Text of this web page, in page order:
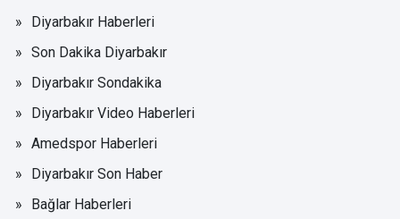
Diyarbakır Haberleri
Son Dakika Diyarbakır
Diyarbakır Sondakika
Diyarbakır Video Haberleri
Amedspor Haberleri
Diyarbakır Son Haber
Bağlar Haberleri